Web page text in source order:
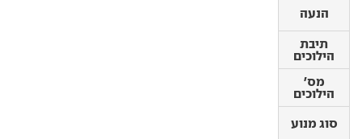
הנעה
תיבת
הילוכים
מס'
הילוכים
סוג מנוע
הנעה
תיבת
הילוכים
מס'
הילוכים
סוג מנוע